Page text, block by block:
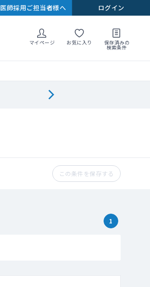
医師採用ご担当者様へ ログイン
マイページ お気に入り 保存済みの
検索条件
この条件を保存する
1